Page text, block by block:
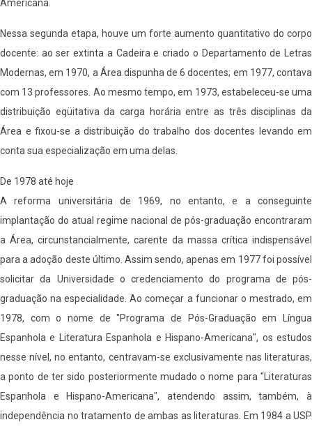
Americana.
Nessa segunda etapa, houve um forte aumento quantitativo do corpo
docente: ao ser extinta a Cadeira e criado o Departamento de Letras
Modernas, em 1970, a Área dispunha de 6 docentes; em 1977, contava
com 13 professores. Ao mesmo tempo, em 1973, estabeleceu-se uma
distribuição eqüitativa da carga horária entre as três disciplinas da
Área e fixou-se a distribuição do trabalho dos docentes levando em
conta sua especialização em uma delas.
De 1978 até hoje
A reforma universitária de 1969, no entanto, e a conseguinte
implantação do atual regime nacional de pós-graduação encontraram
a Área, circunstancialmente, carente da massa crítica indispensável
para a adoção deste último. Assim sendo, apenas em 1977 foi possível
solicitar da Universidade o credenciamento do programa de pós-
graduação na especialidade. Ao começar a funcionar o mestrado, em
1978, com o nome de "Programa de Pós-Graduação em Língua
Espanhola e Literatura Espanhola e Hispano-Americana", os estudos
nesse nível, no entanto, centravam-se exclusivamente nas literaturas,
a ponto de ter sido posteriormente mudado o nome para "Literaturas
Espanhola e Hispano-Americana", atendendo assim, também, à
independência no tratamento de ambas as literaturas. Em 1984 a USP